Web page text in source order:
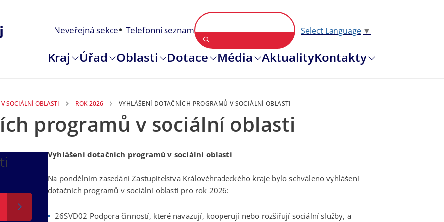
Neveřejná sekce Telefonní seznam Select Language ▼
Kraj Úřad Oblasti Dotace Média AktualityKontakty
V SOCIÁLNÍ OBLASTI ROK 2026 VYHLÁŠENÍ DOTAČNÍCH PROGRAMŮ V SOCIÁLNÍ OBLASTI
programů v sociální oblasti
Vyhlášení dotačních programů v sociální oblasti
Na pondělním zasedání Zastupitelstva Královéhradeckého kraje bylo schváleno vyhlášení
dotačních programů v sociální oblasti pro rok 2026:
26SVD02 Podpora činností, které navazují, kooperují nebo rozšiřují sociální služby, a